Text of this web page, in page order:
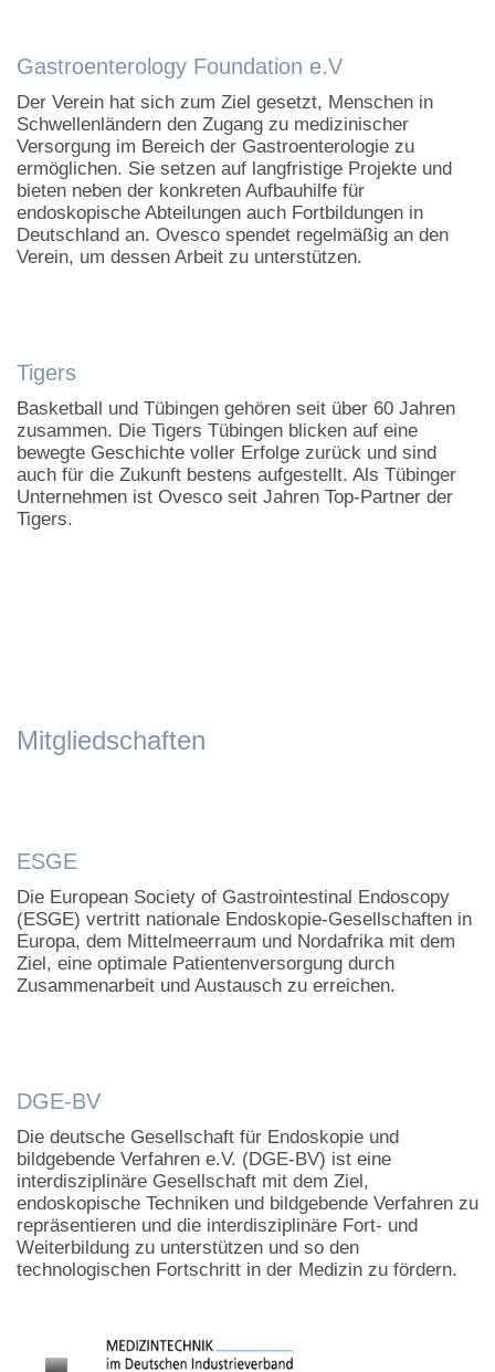
Gastroenterology Foundation e.V
Der Verein hat sich zum Ziel gesetzt, Menschen in
Schwellenländern den Zugang zu medizinischer
Versorgung im Bereich der Gastroenterologie zu
ermöglichen. Sie setzen auf langfristige Projekte und
bieten neben der konkreten Aufbauhilfe für
endoskopische Abteilungen auch Fortbildungen in
Deutschland an. Ovesco spendet regelmäßig an den
Verein, um dessen Arbeit zu unterstützen.
Tigers
Basketball und Tübingen gehören seit über 60 Jahren
zusammen. Die Tigers Tübingen blicken auf eine
bewegte Geschichte voller Erfolge zurück und sind
auch für die Zukunft bestens aufgestellt. Als Tübinger
Unternehmen ist Ovesco seit Jahren Top-Partner der
Tigers.
Mitgliedschaften
ESGE
Die European Society of Gastrointestinal Endoscopy
(ESGE) vertritt nationale Endoskopie-Gesellschaften in
Europa, dem Mittelmeerraum und Nordafrika mit dem
Ziel, eine optimale Patientenversorgung durch
Zusammenarbeit und Austausch zu erreichen.
DGE-BV
Die deutsche Gesellschaft für Endoskopie und
bildgebende Verfahren e.V. (DGE-BV) ist eine
interdisziplinäre Gesellschaft mit dem Ziel,
endoskopische Techniken und bildgebende Verfahren zu
repräsentieren und die interdisziplinäre Fort- und
Weiterbildung zu unterstützen und so den
technologischen Fortschritt in der Medizin zu fördern.